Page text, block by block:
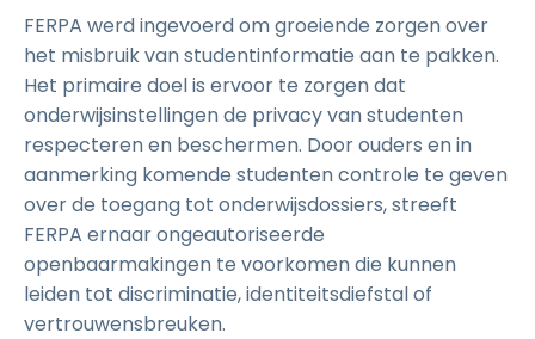
FERPA werd ingevoerd om groeiende zorgen over
het misbruik van studentinformatie aan te pakken.
Het primaire doel is ervoor te zorgen dat
onderwijsinstellingen de privacy van studenten
respecteren en beschermen. Door ouders en in
aanmerking komende studenten controle te geven
over de toegang tot onderwijsdossiers, streeft
FERPA ernaar ongeautoriseerde
openbaarmakingen te voorkomen die kunnen
leiden tot discriminatie, identiteitsdiefstal of
vertrouwensbreuken.